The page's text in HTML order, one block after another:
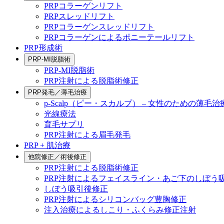
PRPコラーゲンリフト
PRPスレッドリフト
PRPコラーゲンスレッドリフト
PRPコラーゲンによるポニーテールリフト
PRP形成術
PRP-MI脱脂術
PRP-MI脱脂術
PRP注射による脱脂術修正
PRP発毛／薄毛治療
p-Scalp（ピー・スカルプ） – 女性のための薄毛治
光線療法
育毛サプリ
PRP注射による眉毛発毛
PRP + 肌治療
他院修正／術後修正
PRP注射による脱脂術修正
PRP注射によるフェイスライン・あご下のしぼう
しぼう吸引後修正
PRP注射によるシリコンバッグ豊胸修正
注入治療によるしこり・ふくらみ修正注射